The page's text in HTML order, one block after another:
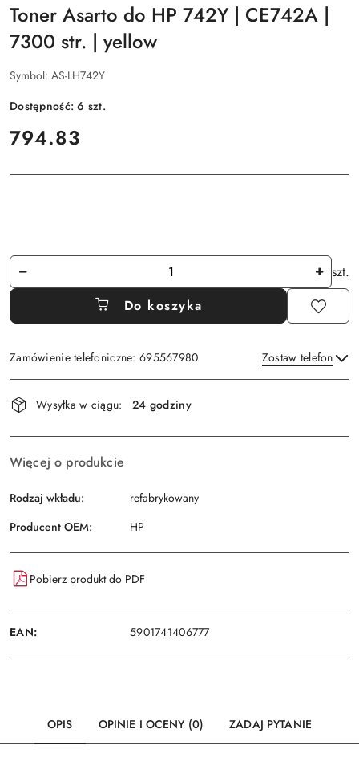
Toner Asarto do HP 742Y | CE742A |
7300 str. | yellow
Symbol: AS-LH742Y
Dostępność:6 szt.
cena:
794.83
Ilość
szt.
Do koszyka
Zamówienie telefoniczne: 695567980 Zostaw telefon
Dostępność
i
dostawa
Wysyłka w ciągu: 24 godziny
Więcej o produkcie
Rodzaj wkładu:
refabrykowany
Producent OEM:
HP
Pobierz produkt do PDF
EAN: 5901741406777
OPIS OPINIE I OCENY (0) ZADAJ PYTANIE